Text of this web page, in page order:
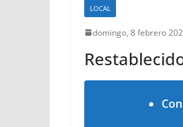
LOCAL
domingo, 8 febrero